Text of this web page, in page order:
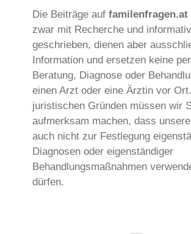
Die Beiträge auf familenfragen.at
zwar mit Recherche und informativ
geschrieben, dienen aber
Information und ersetzen keine
Beratung, Diagnose oder
einen Arzt oder eine Ärztin vor
juristischen Gründen müssen wir
aufmerksam machen, dass
auch nicht zur Festlegung
Diagnosen oder eigenständiger
Behandlungsmaßnahmen
dürfen.